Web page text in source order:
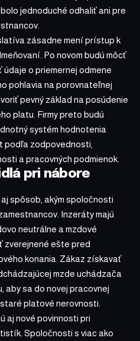
jednoduché odhaliť ani pre
zásadne mení prístup k
Po novom budú môcť
o priemernej odmene
pohlavia na porovnateľnej
pevný základ na posúdenie
platu. Firmy preto budú
systém hodnotenia
podľa zodpovednosti,
a pracovných podmienok.
pri nábore
spôsob, akým spoločnosti
Inzeráty majú
neutrálne a mzdové
zverejnené ešte pred
konania. Zákaz získavať
mzde uchádzača
aby sa do novej pracovnej
platové nerovnosti.
aj nové povinnosti pri
Spoločnosti s viac ako